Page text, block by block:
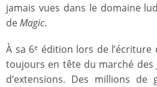
jamais vues dans le domaine
deMagic.
À sa 6e édition lors de
toujours en tête du marché des
d’extensions. Des millions